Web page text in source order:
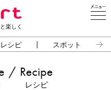
楽しく
シピ スポット
/ Recipe
レシピ